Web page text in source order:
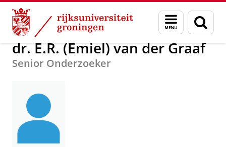
Skip
Content
Skip
Navigation
Menu
en
zoeken
Over ons dr. E.R. (Emiel) van der Graaf
dr. E.R. (Emiel) van der Graaf
Senior Onderzoeker